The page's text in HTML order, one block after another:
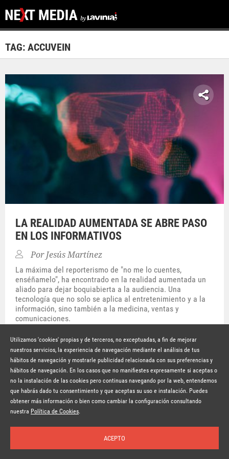
Inicio Temas Autores Nosotros Buscar Suscríbete
TAG: ACCUVEIN
LA REALIDAD AUMENTADA SE ABRE PASO
EN LOS INFORMATIVOS
Por Jesús Martínez
La máxima del reporterismo de "no me lo cuentes,
enséñamelo", ha encontrado en la realidad aumentada un
aliado para dejar boquiabierta a la audiencia. Una
tecnología que no solo se aplica al entretenimiento y a la
información, sino también a la medicina, ventas y
comunicaciones.
Suscríbete a la newsletter
© Copyright Lavinia 2026 –www.lavinia.tc
Nota Legal
Contacto Política de privacidad
Condiciones de uso
Utilizamos 'cookies' propias y de terceros, no exceptuadas, a fin de mejorar
nuestros servicios, la experiencia de navegación mediante el análisis de tus
hábitos de navegación y mostrarle publicidad relacionada con sus preferencias y
hábitos de navegación. En los casos que no manifiestes expresamente si aceptas o
no la instalación de las cookies pero continuas navegando por la web, entendemos
que habrás dado tu consentimiento y que aceptas su uso e instalación. Puedes
obtener más información o bien como cambiar la configuración consultando
nuestra Política de Cookies.
ACEPTO